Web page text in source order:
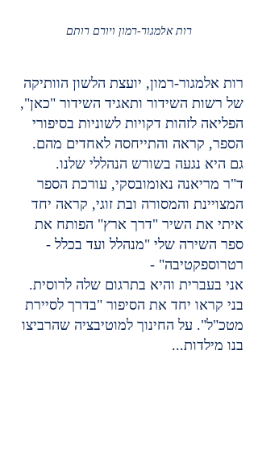
רות אלמגור-רמון ויורם רותם
רות אלמגור-רמון, יועצת הלשון הוותיקה
של רשות השידור ותאגיד השידור "כאן",
הפליאה לזהות דקויות לשוניות בסיפורי
הספר, קראה והתייחסה לאחדים מהם.
גם היא נגעה בשורש הנהללי שלנו.
ד"ר מריאנה נאומובסקי, עורכת הספר
המצויינת והמסורה ובת זוגי, קראה יחד
איתי את השיר "דרך ארץ" הפותח את
ספר השירה שלי "מנהלל ועד בכלל -
רטרוספקטיבה" -
אני בעברית והיא בתרגום שלה לרוסית.
בני קראו יחד את הסיפור "בדרך לסיירת
מטכ"ל". על החינוך למוטיבציה שהרביצו
בנו מילדות...